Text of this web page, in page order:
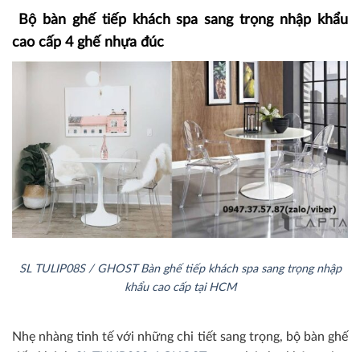
Bộ bàn ghế tiếp khách spa sang trọng nhập khẩu
cao cấp 4 ghế nhựa đúc
SL TULIP08S / GHOST Bàn ghế tiếp khách spa sang trọng nhập
khẩu cao cấp tại HCM
Nhẹ nhàng tinh tế với những chi tiết sang trọng, bộ bàn ghế